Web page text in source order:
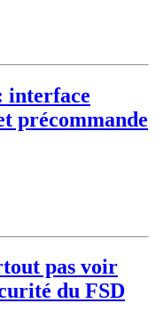
interface
précommande
pas voir
du FSD